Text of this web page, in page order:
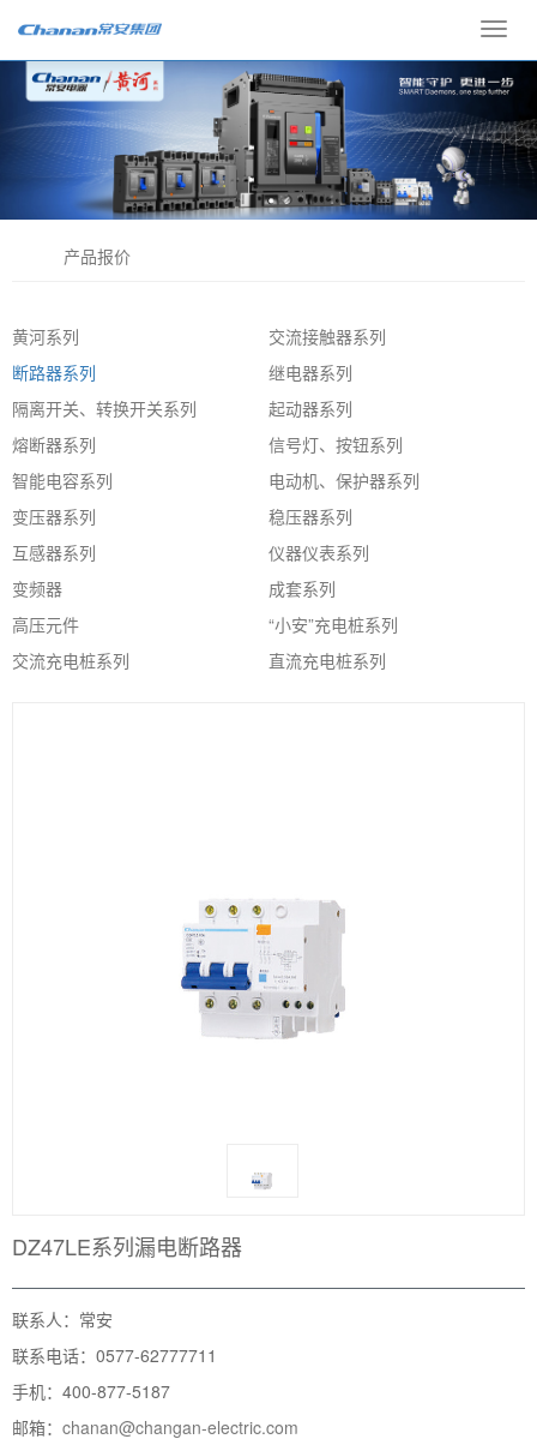
产品报价
黄河系列
交流接触器系列
断路器系列
继电器系列
隔离开关、转换开关系列
起动器系列
熔断器系列
信号灯、按钮系列
智能电容系列
电动机、保护器系列
变压器系列
稳压器系列
互感器系列
仪器仪表系列
变频器
成套系列
高压元件
“小安”充电桩系列
交流充电桩系列
直流充电桩系列
DZ47LE系列漏电断路器
联系人：常安
联系电话：0577-62777711
手机：400-877-5187
邮箱： chanan@changan-electric.com